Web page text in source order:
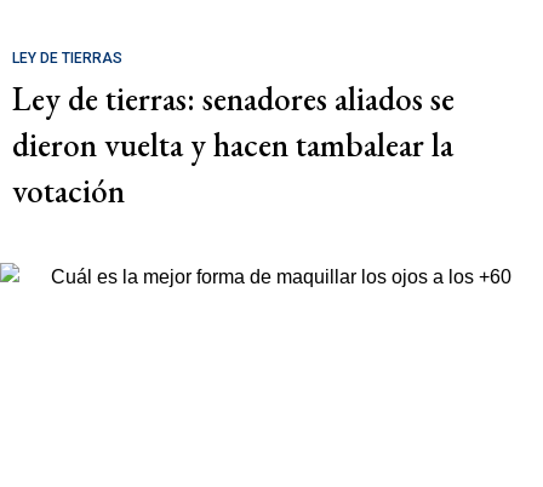
LEY DE TIERRAS
Ley de tierras: senadores aliados se
dieron vuelta y hacen tambalear la
votación